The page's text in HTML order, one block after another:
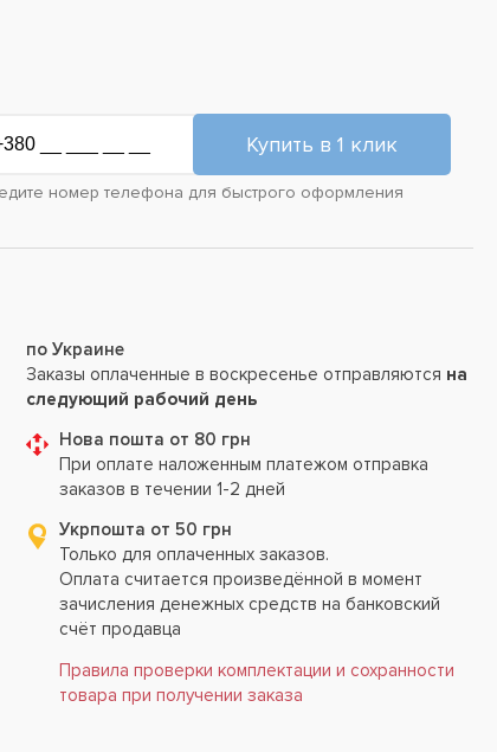
номер телефона для быстрого оформления
по Украине
Заказы оплаченные в воскресенье отправляются на
следующий рабочий день
Нова пошта от 80 грн
При оплате наложенным платежом отправка
заказов в течении 1-2 дней
Укрпошта от 50 грн
Только для оплаченных заказов.
Оплата считается произведённой в момент
зачисления денежных средств на банковский
счёт продавца
Правила проверки комплектации и сохранности
товара при получении заказа